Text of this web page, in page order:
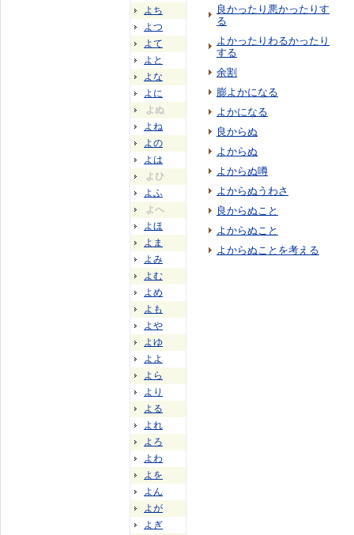
よち
よつ
よて
よと
よな
よに
よぬ
よね
よの
よは
よひ
よふ
よへ
よほ
よま
よみ
よむ
よめ
よも
よや
よゆ
よよ
よら
より
よる
よれ
よろ
よわ
よを
よん
よが
よぎ
良かったり悪かったりす
る
よかったりわるかったり
する
余割
膨よかになる
よかになる
良からぬ
よからぬ
よからぬ噂
よからぬうわさ
良からぬこと
よからぬこと
よからぬことを考える